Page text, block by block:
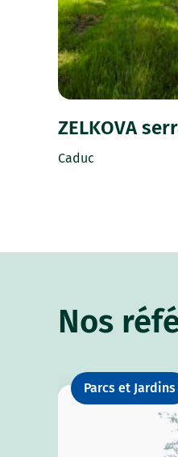
ZELKOVA
Caduc
Nos
Parcs et Jardins